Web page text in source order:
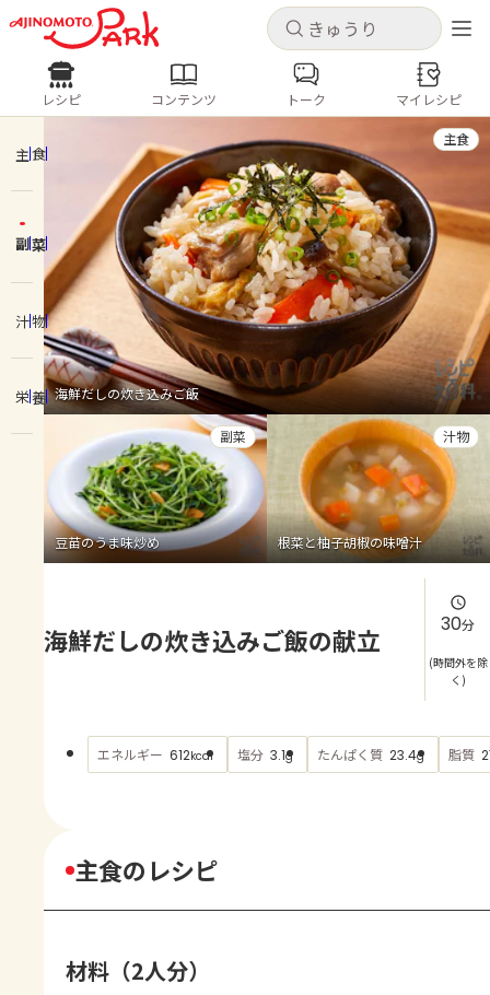
キャンセル
ログインするとレシピを保存できます
ログイン 新規登録
ホーム
コンテンツ
レシピ
トーク
よくあるお問い合わせ
お買い物
キャンセル
レシピ コンテンツ
人気の食材・レシピ
きゅうり なす トマト
とうもろこし
ピーマン
みょうが ゴーヤ
レシピ コンテンツ トーク マイレシピ
主食
副菜
汁物
栄養 海鮮だしの炊き込みご飯
主食
豆苗のうま味炒め
副菜
根菜と柚子胡椒の味噌汁
汁物
海鮮だしの炊き込みご飯の献立 30分
(時間外を除
く)
エネルギー 612kcal 塩分 3.1g たんぱく質 23.4g 脂質
主食のレシピ
材料（2人分）